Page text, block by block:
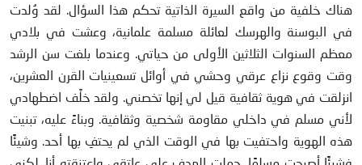
هناك خلفية من واقع السيرة الذاتية تحكم هذا السؤال. لقد وُلدت
في البوسنة والهرسك لعائلة مسلمة علمانية، وعشت في بلادي
معظم السنوات الثلاثين الأولى من حياتي. وعندما بلغت سن الرشد
وقت وقوع نزاع عرقي وحشي في أوائل تسعينيات القرن العشرين،
انزلقت في هوية ثقافية قيل لي إنها تخصني. ولقد خلَّف اضطهادي
لأني مسلم في داخلي مقاومة شخصية وثقافية. وبناءً عليه، تبنيت
هذه الهوية واحتفيت بها في الوقت الذي لم يحتفِ بها أحد. وشيئًا